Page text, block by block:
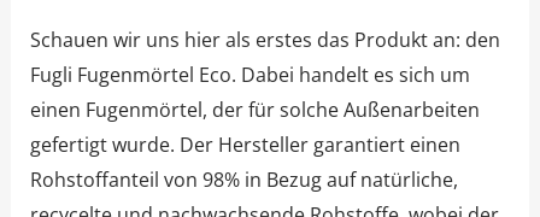
Schauen wir uns hier als erstes das Produkt an: den
Fugli Fugenmörtel Eco. Dabei handelt es sich um
einen Fugenmörtel, der für solche Außenarbeiten
gefertigt wurde. Der Hersteller garantiert einen
Rohstoffanteil von 98% in Bezug auf natürliche,